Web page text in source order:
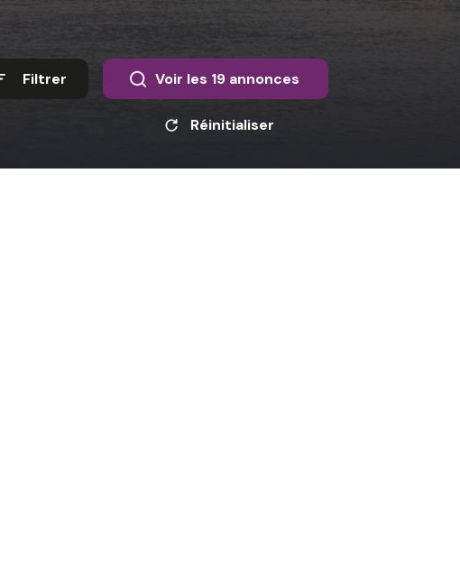
Filtrer Voir les 19 annonces
Réinitialiser